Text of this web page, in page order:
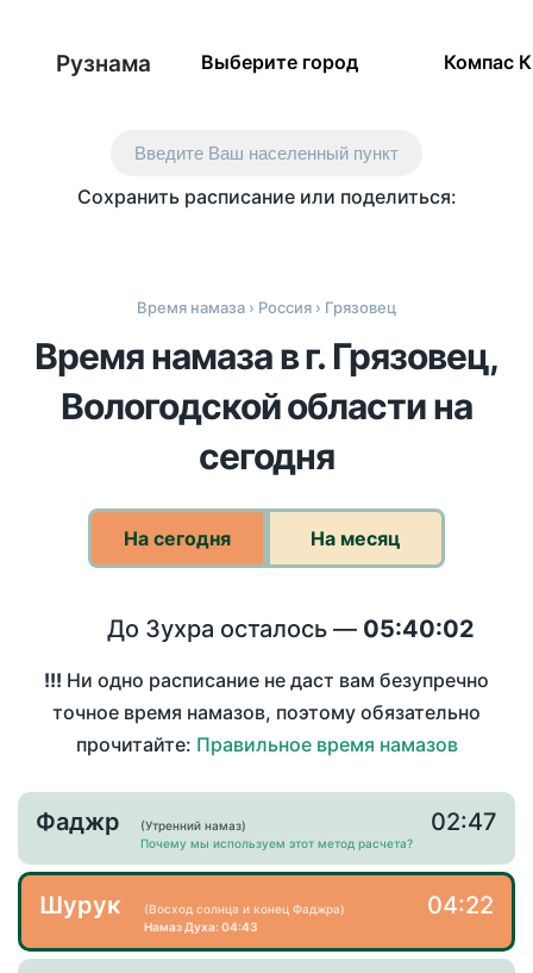
Рузнама Выберите город Компас
Введите Ваш населенный пункт
Сохранить расписание или поделиться:
Время намаза › Россия › Грязовец
Время намаза в г. Грязовец,
Вологодской области на
сегодня
На сегодня На месяц
До Зухра осталось — 05:40:02
!!! Ни одно расписание не даст вам безупречно
точное время намазов, поэтому обязательно
прочитайте: Правильное время намазов
Фаджр
(Утренний намаз)
Почему мы используем этот метод расчета?
02:47
Шурук
(Восход солнца и конец Фаджра)
Намаз Духа: 04:43
04:22